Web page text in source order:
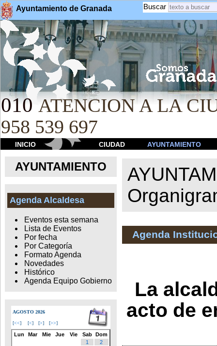
Ayuntamiento de Granada Buscar
010 ATENCION A LA
958 539 697
INICIO CIUDAD AYUNTAMIENTO
AYUNTAMIENTO
Agenda Alcaldesa
Eventos esta semana
Lista de Eventos
Por fecha
Por Categoría
Formato Agenda
Novedades
Histórico
Agenda Equipo Gobierno
AGOSTO 2026
[<<] [<] [>] [>>]
Lun Mar Mie Jue Vie Sab
Dom
1
2
Agenda
La
acto de